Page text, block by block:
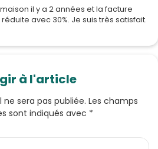
il y a 2 années et la facture
avec 30%. Je suis très satisfait.
à l'article
sera pas publiée. Les champs
sont indiqués avec *